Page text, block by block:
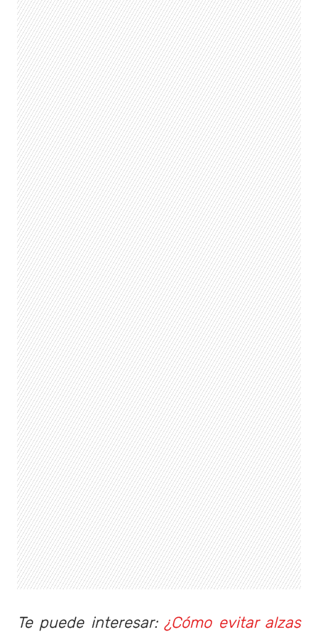
Te puede interesar:¿Cómo evitar alzas